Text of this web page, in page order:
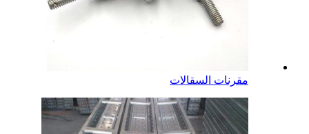
مقرنات السقالات